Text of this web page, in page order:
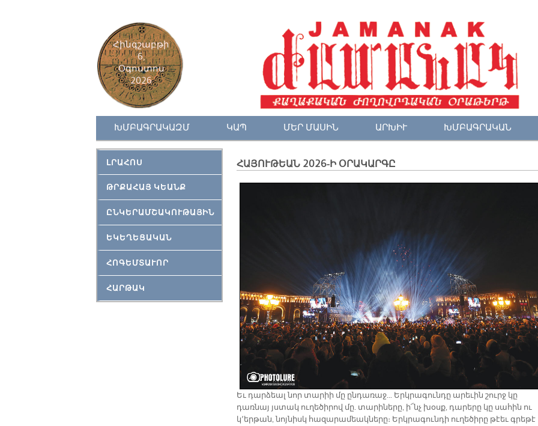
Հինգշաբթի
6,
Օգոստոս
2026
ԽՄԲԱԳՐԱԿԱԶՄ ԿԱՊ ՄԵՐ ՄԱՍԻՆ ԱՐԽԻՒ ԽՄԲԱԳՐԱԿԱՆ
ԼՐԱՀՈՍ
ԹՐՔԱՀԱՅ ԿԵԱՆՔ
ԸՆԿԵՐԱՄՇԱԿՈՒԹԱՅԻՆ
ԵԿԵՂԵՑԱԿԱՆ
ՀՈԳԵՄՏԱՒՈՐ
ՀԱՐԹԱԿ
ՀԱՅՈՒԹԵԱՆ 2026-Ի ՕՐԱԿԱՐԳԸ
Եւ դարձեալ նոր տարիի մը ընդառաջ… Երկրագունդը արեւին շուրջ կը
դառնայ յստակ ուղեծիրով մը. տարիները, ի՜նչ խօսք, դարերը կը սահին ու
կ՚երթան, նոյնիսկ հազարամեակները։ Երկրագունդի ուղեծիրը թէեւ գրեթէ